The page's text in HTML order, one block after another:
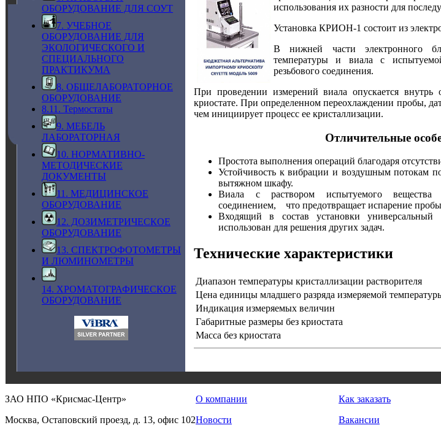
ОБОРУДОВАНИЕ ДЛЯ СОУТ
7. УЧЕБНОЕ
ОБОРУДОВАНИЕ ДЛЯ
ЭКОЛОГИЧЕСКОГО И
СПЕЦИАЛЬНОГО
ПРАКТИКУМА
8. ОБЩЕЛАБОРАТОРНОЕ
ОБОРУДОВАНИЕ
8.11. Термостаты
9. МЕБЕЛЬ
ЛАБОРАТОРНАЯ
10. НОРМАТИВНО-
МЕТОДИЧЕСКИЕ
ДОКУМЕНТЫ
11. МЕДИЦИНСКОЕ
ОБОРУДОВАНИЕ
12. ДОЗИМЕТРИЧЕСКОЕ
ОБОРУДОВАНИЕ
13. СПЕКТРОФОТОМЕТРЫ
И ЛЮМИНОМЕТРЫ
14. ХРОМАТОГРАФИЧЕСКОЕ
ОБОРУДОВАНИЕ
использования их разности для
Установка КРИОН-1 состоит из
В нижней части электронного
температуры и виала с
резьбового соединения.
При проведении измерений виала опускается внутрь
криостате. При определенном переохлаждении пробы,
чем инициирует процесс ее кристаллизации.
Отличительные
Простота выполнения операций благодаря
Устойчивость к вибрации и воздушным
вытяжном шкафу.
Виала с раствором испытуемого вещества
соединением, что предотвращает испарение
Входящий в состав установки
использован для решения других задач.
Технические характеристики
Диапазон температуры кристаллизации растворителя
Цена единицы младшего разряда измеряемой
Индикация измеряемых величин
Габаритные размеры без криостата
Масса без криостата
ЗАО НПО «Крисмас-Центр»
Москва, Остаповский проезд, д. 13, офис 102
О компании
Новости
Как заказать
Вакансии